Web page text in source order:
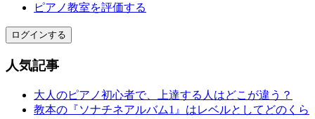
ピアノ教室を評価する
ログインする
人気記事
大人のピアノ初心者で、上達する人はどこが違う？
教本の『ソナチネアルバム1』はレベルとしてどのくら